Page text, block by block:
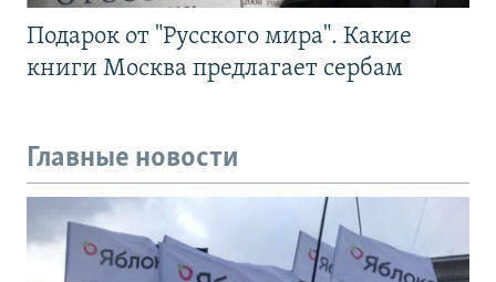
Подарок от "Русского мира". Какие
книги Москва предлагает сербам
Главные новости